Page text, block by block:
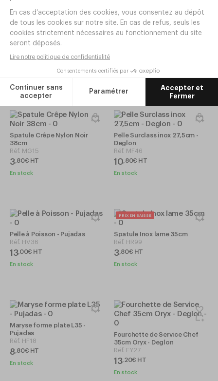
Spatule Pâtissière Coudée
12cm - Deglon
10,50€ HT
Maryse 45cm Blanc
Réf. TP081
Spatule Crêpe Nylon Noir
38cm
Réf. MG15
3,80€ HT
En stock
Pelle Surclass inox 27,5cm -
Deglon
Réf. MF46
10,80€ HT
En stock
Pelle à Poisson - Pujadas
Réf. HV36
13,00€ HT
En stock
PRIX EN BAISSE
Spatule Inox lame 35cm
Réf. HR99
3,80€ HT
En stock
Maryse forme plate L35 -
Pujadas
Réf. HF18
8,80€ HT
En stock
Fourchette de Service Chef
35cm Oryx - Deglon
Réf. FY27
13,20€ HT
En stock